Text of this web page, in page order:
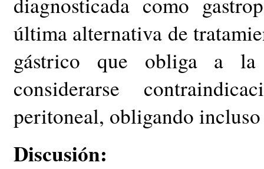
última alternativa de
gástrico que obliga a la
considerarse
peritoneal, obligando
Discusión: